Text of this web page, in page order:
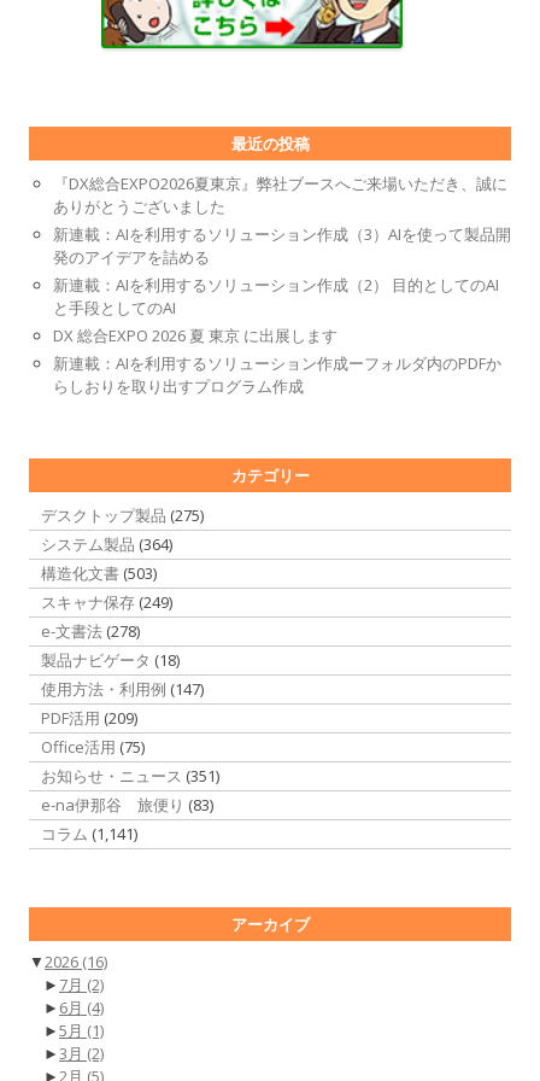
最近の投稿
『DX総合EXPO2026夏東京』弊社ブースへご来場いただき、誠に
ありがとうございました
新連載：AIを利用するソリューション作成（3）AIを使って製品開
発のアイデアを詰める
新連載：AIを利用するソリューション作成（2） 目的としてのAI
と手段としてのAI
DX 総合EXPO 2026 夏 東京 に出展します
新連載：AIを利用するソリューション作成ーフォルダ内のPDFか
らしおりを取り出すプログラム作成
カテゴリー
デスクトップ製品 (275)
システム製品 (364)
構造化文書 (503)
スキャナ保存 (249)
e-文書法 (278)
製品ナビゲータ (18)
使用方法・利用例 (147)
PDF活用 (209)
Office活用 (75)
お知らせ・ニュース (351)
e-na伊那谷 旅便り (83)
コラム (1,141)
アーカイブ
▼2026 (16)
► 7月 (2)
► 6月 (4)
►5月 (1)
►3月 (2)
►2月 (5)